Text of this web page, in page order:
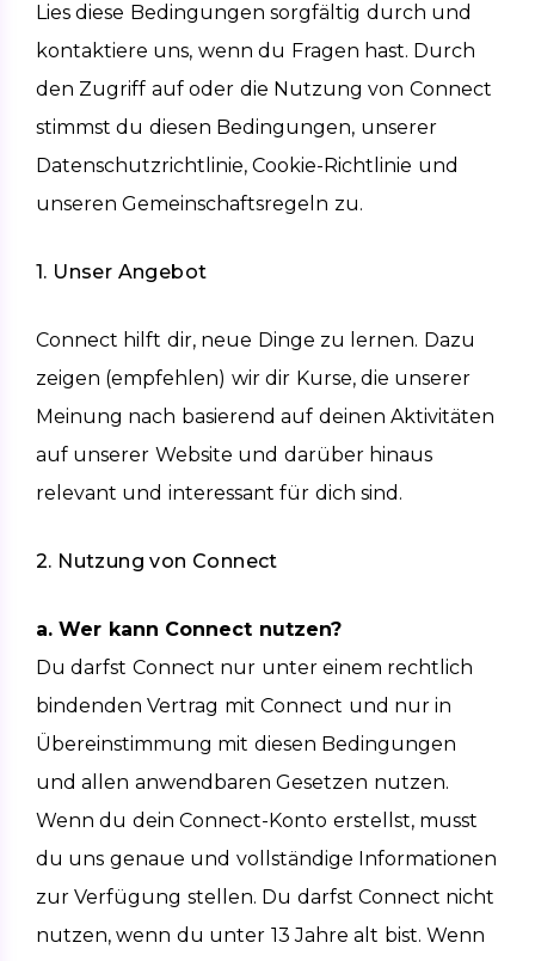
Lies diese Bedingungen sorgfältig durch und
kontaktiere uns, wenn du Fragen hast. Durch
den Zugriff auf oder die Nutzung von Connect
stimmst du diesen Bedingungen, unserer
Datenschutzrichtlinie, Cookie-Richtlinie und
unseren Gemeinschaftsregeln zu.
1. Unser Angebot
Connect hilft dir, neue Dinge zu lernen. Dazu
zeigen (empfehlen) wir dir Kurse, die unserer
Meinung nach basierend auf deinen Aktivitäten
auf unserer Website und darüber hinaus
relevant und interessant für dich sind.
2. Nutzung von Connect
a. Wer kann Connect nutzen?
Du darfst Connect nur unter einem rechtlich
bindenden Vertrag mit Connect und nur in
Übereinstimmung mit diesen Bedingungen
und allen anwendbaren Gesetzen nutzen.
Wenn du dein Connect-Konto erstellst, musst
du uns genaue und vollständige Informationen
zur Verfügung stellen. Du darfst Connect nicht
nutzen, wenn du unter 13 Jahre alt bist. Wenn